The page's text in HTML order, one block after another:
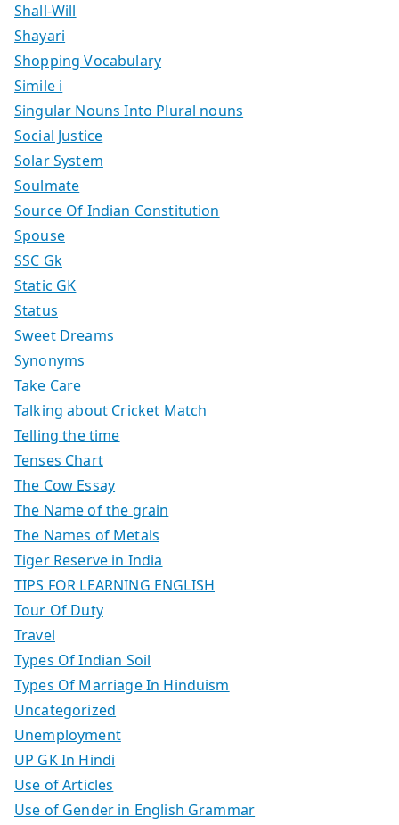
Shall-Will
Shayari
Shopping Vocabulary
Simile i
Singular Nouns Into Plural nouns
Social Justice
Solar System
Soulmate
Source Of Indian Constitution
Spouse
SSC Gk
Static GK
Status
Sweet Dreams
Synonyms
Take Care
Talking about Cricket Match
Telling the time
Tenses Chart
The Cow Essay
The Name of the grain
The Names of Metals
Tiger Reserve in India
TIPS FOR LEARNING ENGLISH
Tour Of Duty
Travel
Types Of Indian Soil
Types Of Marriage In Hinduism
Uncategorized
Unemployment
UP GK In Hindi
Use of Articles
Use of Gender in English Grammar